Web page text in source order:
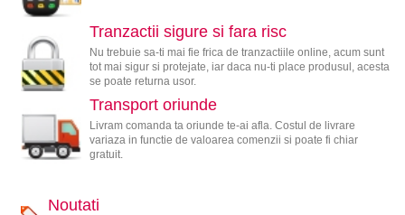
Tranzactii sigure si fara risc
Nu trebuie sa-ti mai fie frica de tranzactiile online, acum sunt
tot mai sigur si protejate, iar daca nu-ti place produsul, acesta
se poate returna usor.
Transport oriunde
Livram comanda ta oriunde te-ai afla. Costul de livrare
variaza in functie de valoarea comenzii si poate fi chiar
gratuit.
Noutati